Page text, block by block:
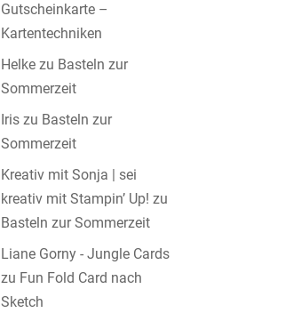
Gutscheinkarte –
Kartentechniken
Helke zu Basteln zur
Sommerzeit
Iris zu Basteln zur
Sommerzeit
Kreativ mit Sonja | sei
kreativ mit Stampin’ Up! zu
Basteln zur Sommerzeit
Liane Gorny - Jungle Cards
zu Fun Fold Card nach
Sketch